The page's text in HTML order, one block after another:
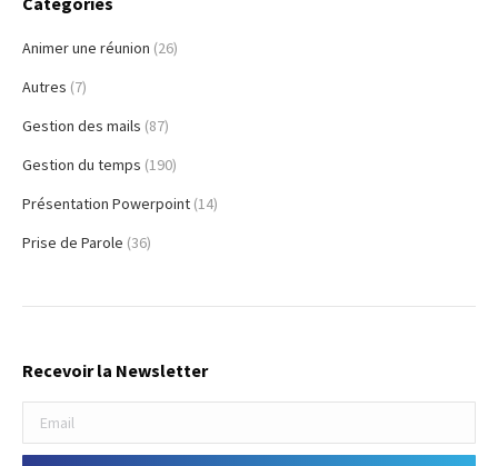
Animer une réunion (26)
Autres (7)
Gestion des mails (87)
Gestion du temps (190)
Présentation Powerpoint (14)
Prise de Parole (36)
Recevoir la Newsletter